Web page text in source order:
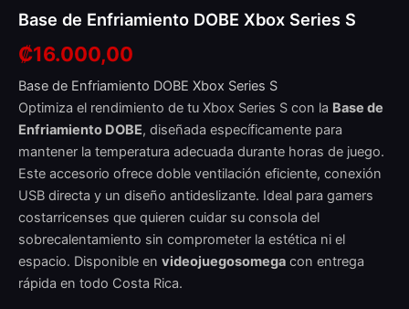
Base de Enfriamiento DOBE Xbox Series S
₡16.000,00
Base de Enfriamiento DOBE Xbox Series S
Optimiza el rendimiento de tu Xbox Series S con la Base de
Enfriamiento DOBE, diseñada específicamente para
mantener la temperatura adecuada durante horas de juego.
Este accesorio ofrece doble ventilación eficiente, conexión
USB directa y un diseño antideslizante. Ideal para gamers
costarricenses que quieren cuidar su consola del
sobrecalentamiento sin comprometer la estética ni el
espacio. Disponible en videojuegosomega con entrega
rápida en todo Costa Rica.